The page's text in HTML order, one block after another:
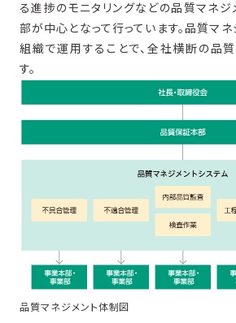
る進捗のモニタリングなどの品質マネジ
部が中心となって行っています。品質マ
組織で運用することで、全社横断の品
す。
品質マネジメント体制図